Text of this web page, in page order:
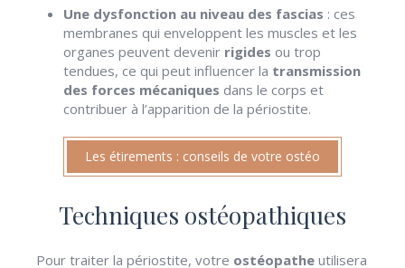
Une dysfonction au niveau des fascias : ces
membranes qui enveloppent les muscles et les
organes peuvent devenir rigides ou trop
tendues, ce qui peut influencer la transmission
des forces mécaniques dans le corps et
contribuer à l’apparition de la périostite.
Les étirements : conseils de votre ostéo
Techniques ostéopathiques
Pour traiter la périostite, votre ostéopathe utilisera